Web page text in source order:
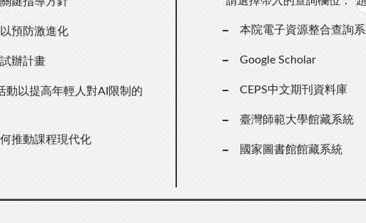
預防激進化
辦計畫
動以提高年輕人對AI限制的
推動課程現代化
本院電子資源整合查詢
Google Scholar
CEPS中文期刊資料庫
臺灣師範大學館藏系統
國家圖書館館藏系統